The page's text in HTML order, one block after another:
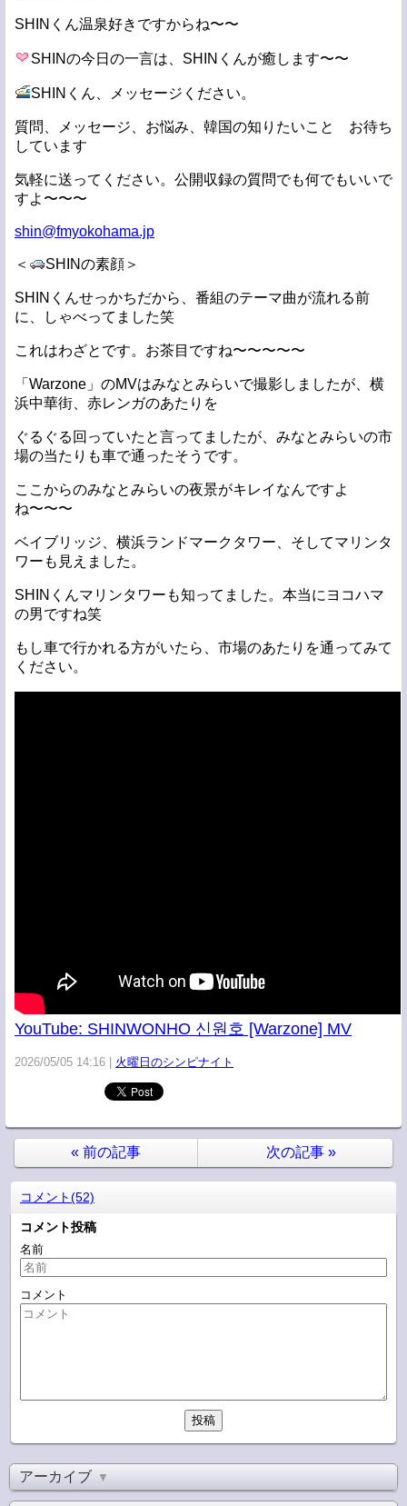
SHINくん温泉好きですからね〜〜
SHINの今日の一言は、SHINくんが癒します〜〜
SHINくん、メッセージください。
質問、メッセージ、お悩み、韓国の知りたいこと お待ち
しています
気軽に送ってください。公開収録の質問でも何でもいいで
すよ〜〜〜
shin@fmyokohama.jp
＜ SHINの素顔＞
SHINくんせっかちだから、番組のテーマ曲が流れる前
に、しゃべってました笑
これはわざとです。お茶目ですね〜〜〜〜〜
「Warzone」のMVはみなとみらいで撮影しましたが、横
浜中華街、赤レンガのあたりを
ぐるぐる回っていたと言ってましたが、みなとみらいの市
場の当たりも車で通ったそうです。
ここからのみなとみらいの夜景がキレイなんですよ
ね〜〜〜
ベイブリッジ、横浜ランドマークタワー、そしてマリンタ
ワーも見えました。
SHINくんマリンタワーも知ってました。本当にヨコハマ
の男ですね笑
もし車で行かれる方がいたら、市場のあたりを通ってみて
ください。
YouTube: SHINWONHO 신원호 [Warzone] MV
2026/05/05 14:16 火曜日のシンピナイト
« 前の記事 次の記事 »
コメント(52)
コメント投稿
名前
コメント
アーカイブ ▼